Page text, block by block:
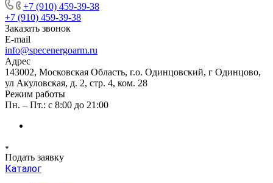
+7 (910) 459-39-38
+7 (910) 459-39-38
Заказать звонок
E-mail
info@specenergoarm.ru
Адрес
143002, Московская Область, г.о. Одинцовский, г Одинцово,
ул Акуловская, д. 2, стр. 4, ком. 28
Режим работы
Пн. – Пт.: с 8:00 до 21:00
Подать заявку
Каталог